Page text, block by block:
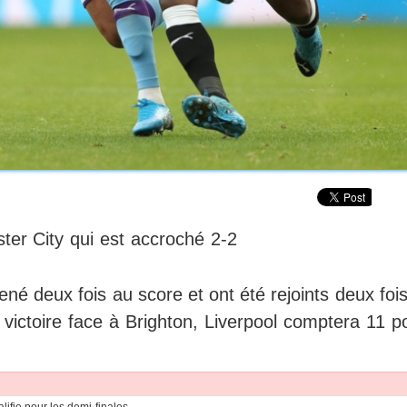
City qui est accroché 2-2
deux fois au score et ont été rejoints deux
face à Brighton, Liverpool comptera 11